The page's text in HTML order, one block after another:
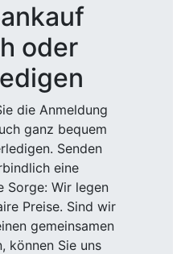
oder
die Anmeldung
ganz bequem
Senden
eine
Sorge: Wir legen
Preise. Sind wir
gemeinsamen
können Sie uns